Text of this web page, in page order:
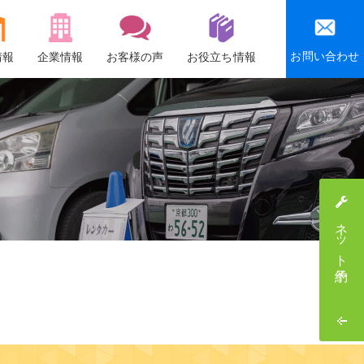
企業情報
会社概要
沿革
社会貢献活動
感謝祭・社員旅行
お客様の声 お役立ち情報 お問い合わせ
ネット予約